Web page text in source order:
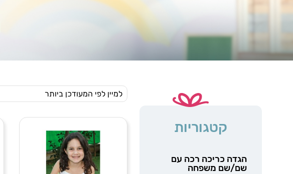
קטגוריות
הגדה כריכה רכה עם
שם/שם משפחה